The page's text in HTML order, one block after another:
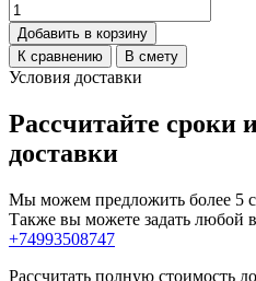
Добавить в корзину
К сравнению
В смету
Условия доставки
Рассчитайте сроки
доставки
Мы можем предложить более 5
Также вы можете задать любой
+74993508747
Рассчитать полную стоимость